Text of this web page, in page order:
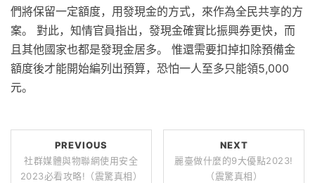
們將保留一定額度，用發現金的方式，來作為全民共享的方
案。 對此，知情官員指出，發現金確實比振興券更快，而
且其他國家也都是發現金居多。 惟還需要扣掉扣除預備金
額度後才能開始編列出預算，恐怕一人至多只能領5,000
元。
PREVIOUS
社群媒體與物聯網使用安全
2023必看攻略!（震驚真相）
NEXT
麗臺做什麼的9大優點2023!
（震驚真相）